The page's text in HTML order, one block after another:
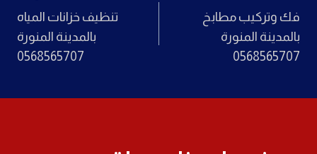
المقالات
فك وتركيب مطابخ
بالمدينة المنورة
0568565707
تنظيف خزانات المياه
بالمدينة المنورة
0568565707